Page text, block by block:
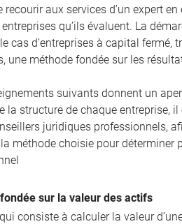
recourir aux services d’un expert
qu’ils évaluent. La
cas d’entreprises à capital
une méthode fondée sur les
suivants donnent un
la structure de chaque entreprise,
juridiques professionnels,
méthode choisie pour déterminer
sur la valeur des actifs
consiste à calculer la valeur